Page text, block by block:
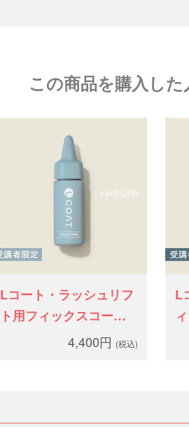
この商品を購入し
Lコート・ラッシュリフ
ト用フィックスコーテ
4,400円 (税込)
L